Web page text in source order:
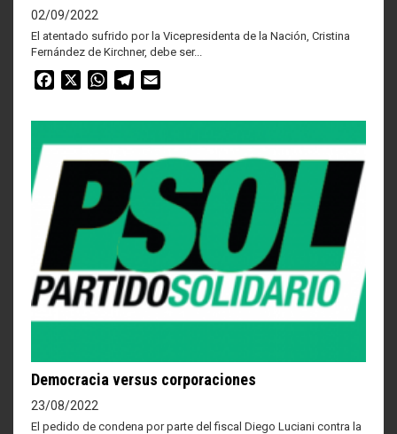
02/09/2022
El atentado sufrido por la Vicepresidenta de la Nación, Cristina
Fernández de Kirchner, debe ser...
Facebook WhatsAppTelegram
Democracia versus corporaciones
23/08/2022
El pedido de condena por parte del fiscal Diego Luciani contra la